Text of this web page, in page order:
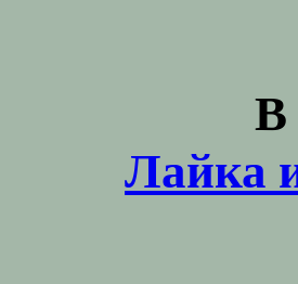
В
Лайка